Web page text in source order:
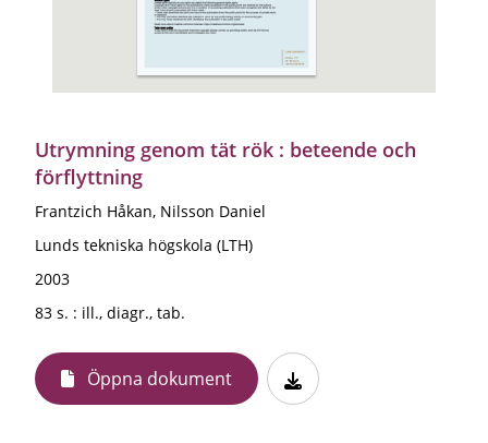
Utrymning genom tät rök : beteende och
förflyttning
Frantzich Håkan, Nilsson Daniel
Lunds tekniska högskola (LTH)
2003
83 s. : ill., diagr., tab.
Öppna dokument